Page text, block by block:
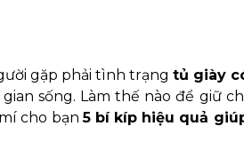
gặp phải tình trạng tủ giày
sống. Làm thế nào để giữ
cho bạn5 bí kíp hiệu quả